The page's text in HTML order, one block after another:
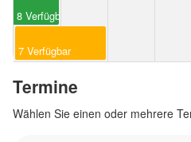
8 Verfügbar
7 Verfügbar
Termine
Wählen Sie einen oder mehrere